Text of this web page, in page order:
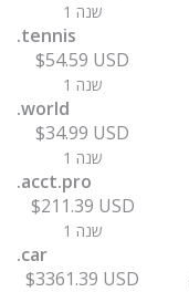
1 שנה
.tennis
$54.59 USD
1 שנה
.world
$34.99 USD
1 שנה
.acct.pro
$211.39 USD
1 שנה
.car
$3361.39 USD